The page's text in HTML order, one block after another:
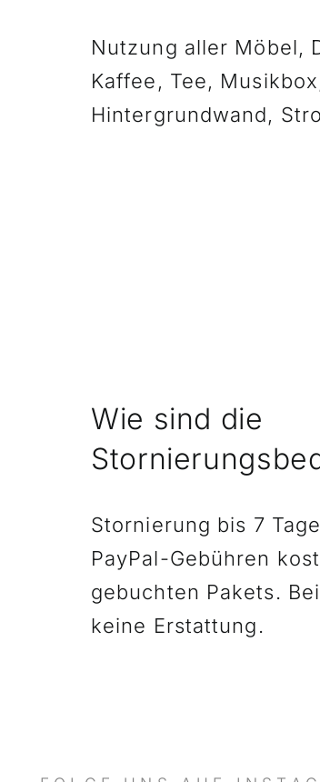
Nutzung aller Möbel,
Kaffee, Tee,
Hintergrundwand,
Wie sind die
Stornierung bis 7
PayPal-Gebühren
gebuchten Pakets.
keine Erstattung.